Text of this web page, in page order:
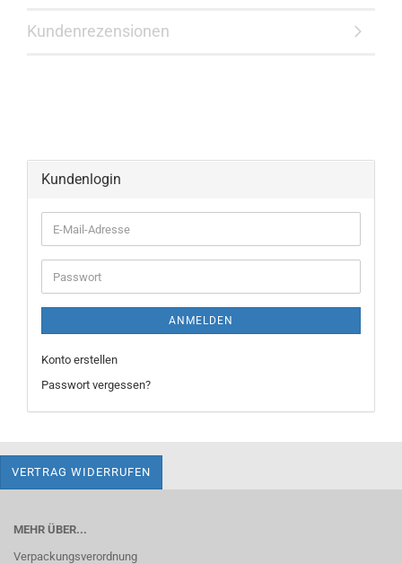
Kundenrezensionen
Kundenlogin
E-
Mail-
Adresse
Passwort
ANMELDEN
Konto erstellen
Passwort vergessen?
VERTRAG WIDERRUFEN
MEHR ÜBER...
Verpackungsverordnung